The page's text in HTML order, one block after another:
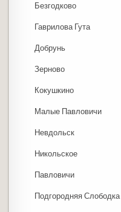
Безгодково
Гаврилова Гута
Добрунь
Зерново
Кокушкино
Малые Павловичи
Невдольск
Никольское
Павловичи
Подгородняя Слободка